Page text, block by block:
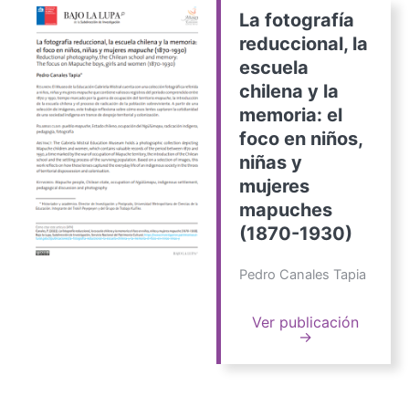
La fotografía
reduccional, la
escuela
chilena y la
memoria: el
foco en niños,
niñas y
mujeres
mapuches
(1870-1930)
Pedro Canales Tapia
Ver publicación
→